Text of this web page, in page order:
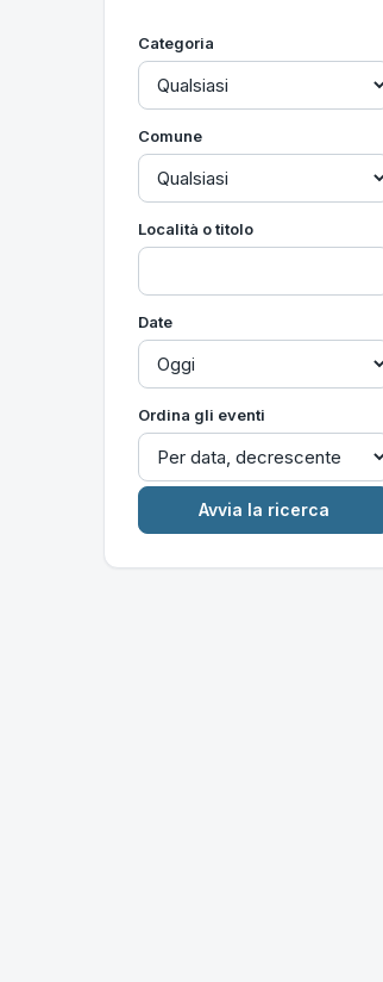
Categoria
Comune
Località o titolo
Date
Ordina gli eventi